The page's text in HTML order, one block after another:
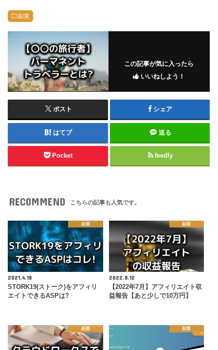
副業
この記事が気に入ったら
いいねしよう！
ポスト シェア
はてブ 送る
Pocket feedly
RECOMMEND こちらの記事も人気です。
副業
2021.4.18
STORK19(ストーク)をアフィリ
エイトできるASPは?
副業
2022.8.12
【2022年7月】アフィリエイト収
益報告【あと少しで10万円】
副業 副業